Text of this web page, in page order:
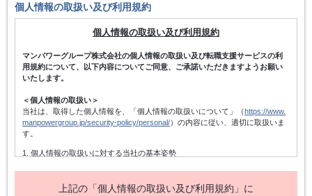
個人情報の取扱い及び利用規約
個人情報の取扱い及び利用規約
マンパワーグループ株式会社の個人情報の取扱い及び転職支援サービスの利
用規約について、以下内容についてご同意、ご承諾いただきますようお願い
いたします。
＜個人情報の取扱い＞
当社は、取得した個人情報を、「個人情報の取扱いについて」（ https://www.
manpowergroup.jp/security-policy/personal/）の内容に従い、適切に取扱いま
す。
1. 個人情報の取扱いに対する当社の基本姿勢
ます。また、個人情報の取得にあたっては、適法かつ公正な手段によって
上記の「個人情報の取扱い及び利用規約」に